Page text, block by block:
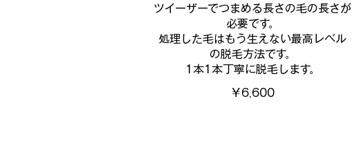
ツイーザーでつまめる長さの毛の長さが
必要です。
処理した毛はもう生えない最高レベル
の脱毛方法です。
1本1本丁寧に脱毛します。
￥6,600